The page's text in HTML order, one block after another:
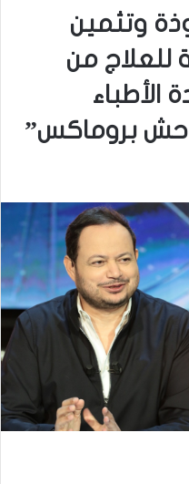
وتثمين
للعلاج من
الأطباء
بروماكس”